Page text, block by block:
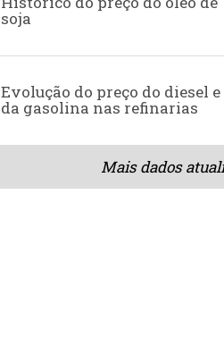
soja
Evolução do preço do diesel e
da gasolina nas refinarias
Mais dados